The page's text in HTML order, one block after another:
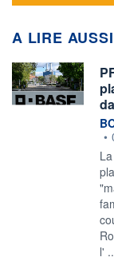
A LIRE AUSSI
•
l'